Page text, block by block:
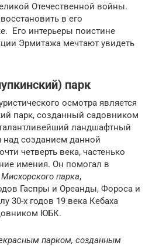
Отечественной войны.
в его
Его интерьеры поистине
Эрмитажа мечтают увидеть
парк
осмотра является
парк, созданный садовником
ландшафтный
над созданием данной
четверть века, частенько
имения. Он помогал в
Мисхорского парка,
Гаспры и Ореанды, Фороса и
30-х годов 19 века Кебаха
ЮБК.
парком, созданным